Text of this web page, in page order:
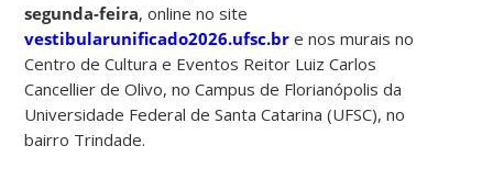
segunda-feira, online no site
vestibularunificado2026.ufsc.br e nos murais no
Centro de Cultura e Eventos Reitor Luiz Carlos
Cancellier de Olivo, no Campus de Florianópolis da
Universidade Federal de Santa Catarina (UFSC), no
bairro Trindade.